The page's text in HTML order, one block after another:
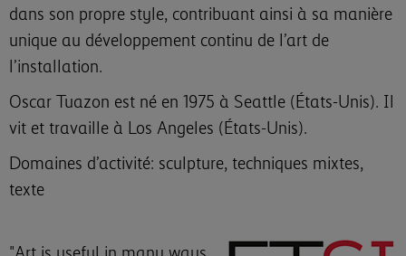
dans son propre style, contribuant ainsi à sa manière
unique au développement continu de l’art de
l’installation.
Oscar Tuazon est né en 1975 à Seattle (États-Unis). Il
vit et travaille à Los Angeles (États-Unis).
Domaines d’activité: sculpture, techniques mixtes,
texte